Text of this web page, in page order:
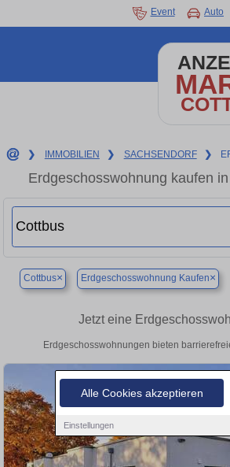
Alle Cookies akzeptieren
Einstellungen
Event Auto
❯ IMMOBILIEN ❯ SACHSENDORF ❯
Erdgeschosswohnung kaufen
Cottbus× Erdgeschosswohnung Kaufen×
Jetzt eine
Erdgeschosswohnungen bieten